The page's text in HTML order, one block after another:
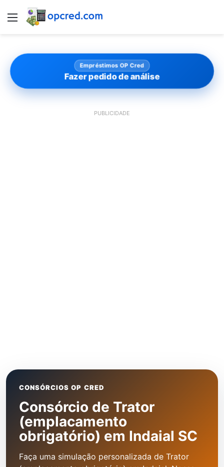
Menu
Empréstimos OP Cred
Fazer pedido de análise
PUBLICIDADE
CONSÓRCIOS OP CRED
Consórcio de Trator
(emplacamento
obrigatório) em Indaial SC
Faça uma simulação personalizada de Trator